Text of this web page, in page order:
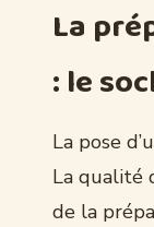
La
: le
La pose
La qualité
de la